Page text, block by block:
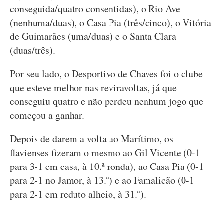
conseguida/quatro consentidas), o Rio Ave
(nenhuma/duas), o Casa Pia (três/cinco), o Vitória
de Guimarães (uma/duas) e o Santa Clara
(duas/três).
Por seu lado, o Desportivo de Chaves foi o clube
que esteve melhor nas reviravoltas, já que
conseguiu quatro e não perdeu nenhum jogo que
começou a ganhar.
Depois de darem a volta ao Marítimo, os
flavienses fizeram o mesmo ao Gil Vicente (0-1
para 3-1 em casa, à 10.ª ronda), ao Casa Pia (0-1
para 2-1 no Jamor, à 13.ª) e ao Famalicão (0-1
para 2-1 em reduto alheio, à 31.ª).